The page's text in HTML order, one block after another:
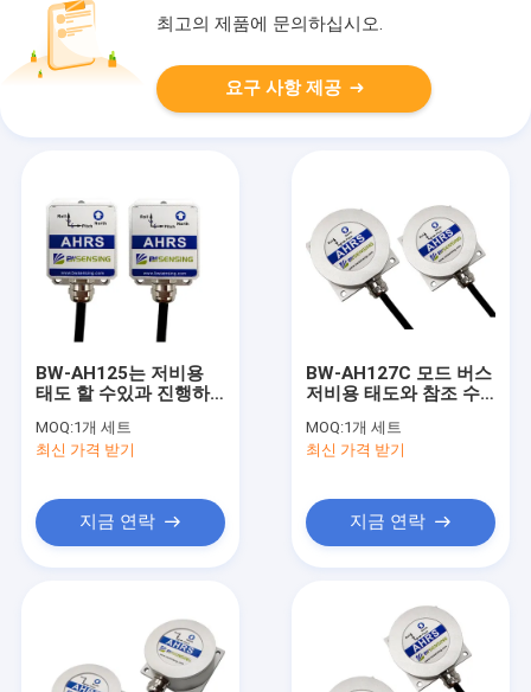
최고의 제품에 문의하십시오.
요구 사항 제공
BW-AH125는 저비용
태도 할 수있과 진행하
참조 사항을 답니다
MOQ:1개 세트
최신 가격 받기
지금 연락
BW-AH127C 모드 버스
저비용 태도와 참조 수
것
MOQ:1개 세트
최신 가격 받기
지금 연락